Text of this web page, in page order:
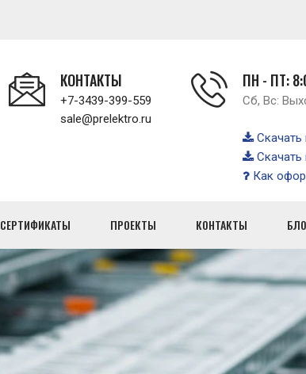
КОНТАКТЫ
+7-3439-399-559
sale@prelektro.ru
ПН - ПТ:
Сб, Вс:
Скачать
Скачать
Как
СЕРТИФИКАТЫ ПРОЕКТЫ КОНТАКТЫ